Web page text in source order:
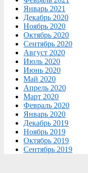
Январь 2021
Декабрь 2020
Ноябрь 2020
Октябрь 2020
Сентябрь 2020
Август 2020
Июль 2020
Июнь 2020
Май 2020
Апрель 2020
Март 2020
Февраль 2020
Январь 2020
Декабрь 2019
Ноябрь 2019
Октябрь 2019
Сентябрь 2019